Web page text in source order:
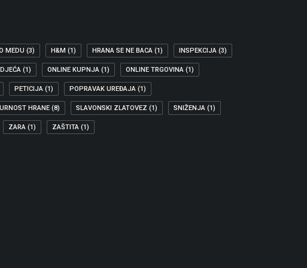
MEDU (3) H&M (1) HRANA SE NE BACA (1) INSPEKCIJA (3)
(1) ONLINE KUPNJA (1) ONLINE TRGOVINA (1)
PETICIJA (1) POPRAVAK UREĐAJA (1)
HRANE (8) SLAVONSKI ZLATOVEZ (1) SNIŽENJA (1)
ZARA (1) ZAŠTITA (1)